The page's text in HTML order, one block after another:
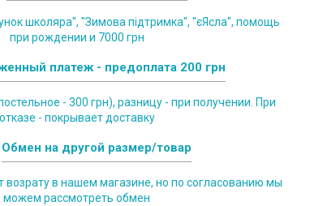
школяра", "Зимова підтримка", "єЯсла", помощь
при рождении и 7000 грн
платеж - предоплата 200 грн
- 300 грн), разницу - при получении. При
отказе - покрывает доставку
Обмен на другой размер/товар
возрату в нашем магазине, но по согласованию мы
можем рассмотреть обмен